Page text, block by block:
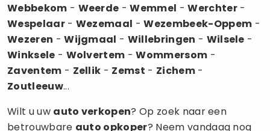
Webbekom - Weerde -Wemmel -Werchter-
Wespelaar- Wezemaal -Wezembeek-Oppem -
Wezeren -Wijgmaal - Willebringen - Wilsele -
Winksele - Wolvertem -Wommersom -
Zaventem - Zellik - Zemst - Zichem-
Zoutleeuw...
Wilt u uw auto verkopen? Op zoek naar een
betrouwbare auto opkoper? Neem vandaag nog